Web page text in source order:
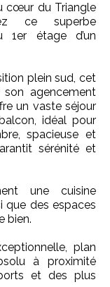
cœur du Triangle
ce superbe
étage d’un
plein sud, cet
agencement
un vaste séjour
idéal pour
spacieuse et
sérénité et
une cuisine
que des espaces
bien.
plan
à proximité
et des plus